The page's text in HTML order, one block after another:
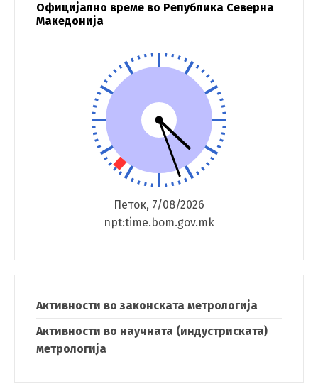
Официјално време во Република Северна
Македонија
Петок, 7/08/2026
npt:time.bom.gov.mk
Активности во законската метрологија
Активности во научната (индустриската)
метрологија